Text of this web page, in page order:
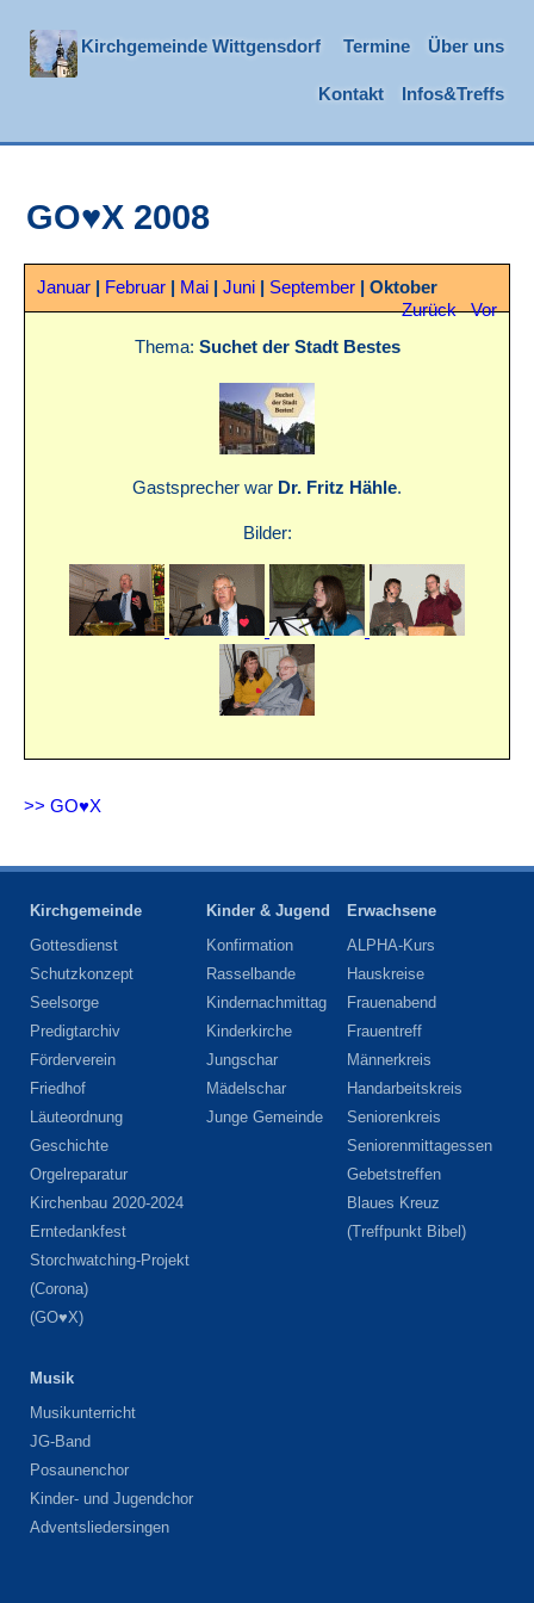
Kirchgemeinde Wittgensdorf Termine Über uns
Kontakt Infos&Treffs
GO♥X 2008
Januar Februar Mai Juni September
Oktober
Zurück
Vor
Thema: Suchet der Stadt Bestes
Gastsprecher war Dr. Fritz Hähle.
Bilder:
>> GO♥X
Kirchgemeinde
Gottesdienst
Schutzkonzept
Seelsorge
Predigtarchiv
Förderverein
Friedhof
Läuteordnung
Geschichte
Orgelreparatur
Kirchenbau 2020-2024
Erntedankfest
Storchwatching-Projekt
(Corona)
(GO♥X)
Kinder & Jugend
Konfirmation
Rasselbande
Kindernachmittag
Kinderkirche
Jungschar
Mädelschar
Junge Gemeinde
Erwachsene
ALPHA-Kurs
Hauskreise
Frauenabend
Frauentreff
Männerkreis
Handarbeitskreis
Seniorenkreis
Seniorenmittagessen
Gebetstreffen
Blaues Kreuz
(Treffpunkt Bibel)
Musik
Musikunterricht
JG-Band
Posaunenchor
Kinder- und Jugendchor
Adventsliedersingen